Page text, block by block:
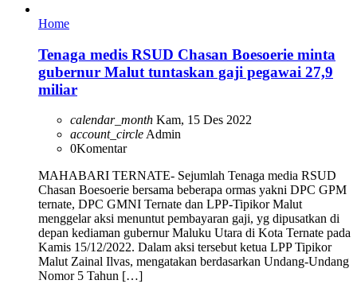
Home
Tenaga medis RSUD Chasan Boesoerie minta
gubernur Malut tuntaskan gaji pegawai 27,9
miliar
calendar_month Kam, 15 Des 2022
account_circleAdmin
0Komentar
MAHABARI TERNATE- Sejumlah Tenaga media RSUD
Chasan Boesoerie bersama beberapa ormas yakni DPC GPM
ternate, DPC GMNI Ternate dan LPP-Tipikor Malut
menggelar aksi menuntut pembayaran gaji, yg dipusatkan di
depan kediaman gubernur Maluku Utara di Kota Ternate pada
Kamis 15/12/2022. Dalam aksi tersebut ketua LPP Tipikor
Malut Zainal Ilvas, mengatakan berdasarkan Undang-Undang
Nomor 5 Tahun […]